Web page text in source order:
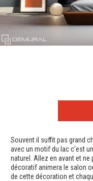
Souvent il suffit pas grand
avec un motif du lac c'est
naturel. Allez en avant et
décoratif animera le salon
de cette décoration et